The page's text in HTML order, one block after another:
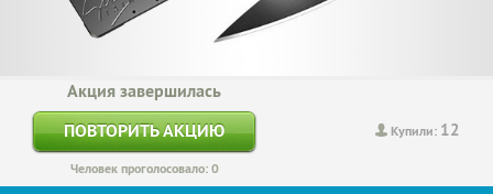
Купили: 12
Акция завершилась
ПОВТОРИТЬ АКЦИЮ
Человек проголосовало: 0